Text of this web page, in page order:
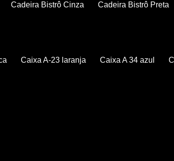
Cadeira Bistrô Cinza Cadeira Bistrô Preta
Caixa A-23 laranja Caixa A 34 azul